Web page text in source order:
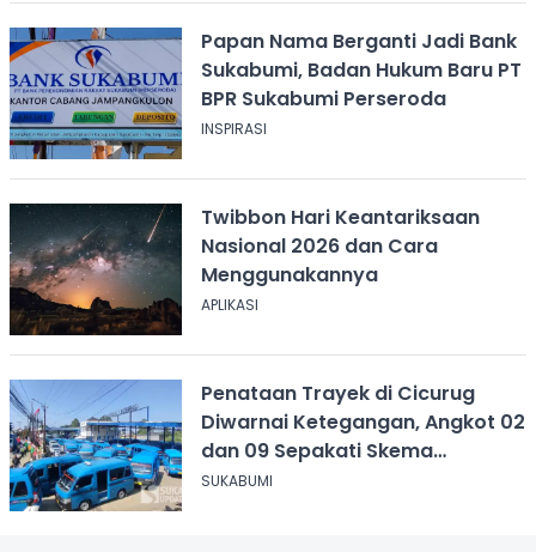
Papan Nama Berganti Jadi Bank
Sukabumi, Badan Hukum Baru PT
BPR Sukabumi Perseroda
INSPIRASI
Twibbon Hari Keantariksaan
Nasional 2026 dan Cara
Menggunakannya
APLIKASI
Penataan Trayek di Cicurug
Diwarnai Ketegangan, Angkot 02
dan 09 Sepakati Skema
Sementara
SUKABUMI